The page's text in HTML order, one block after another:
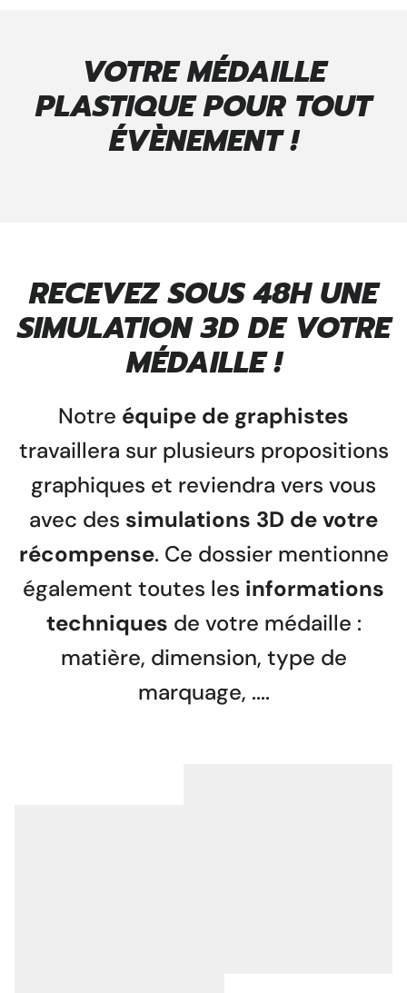
VOTRE MÉDAILLE
PLASTIQUE POUR TOUT
ÉVÈNEMENT !
RECEVEZ SOUS 48H UNE
SIMULATION 3D DE VOTRE
MÉDAILLE !
Notre équipe de graphistes
travaillera sur plusieurs propositions
graphiques et reviendra vers vous
avec des simulations 3D de votre
récompense. Ce dossier mentionne
également toutes les informations
techniques de votre médaille :
matière, dimension, type de
marquage, ....